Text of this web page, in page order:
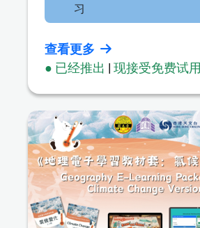
习
查看更多
● 已经推出 | 现接受免费试用